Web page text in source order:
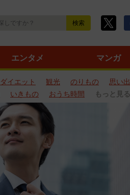
エンタメ マンガ
ダイエット 観光 のりもの
思い出
いきもの おうち時間 もっと見る